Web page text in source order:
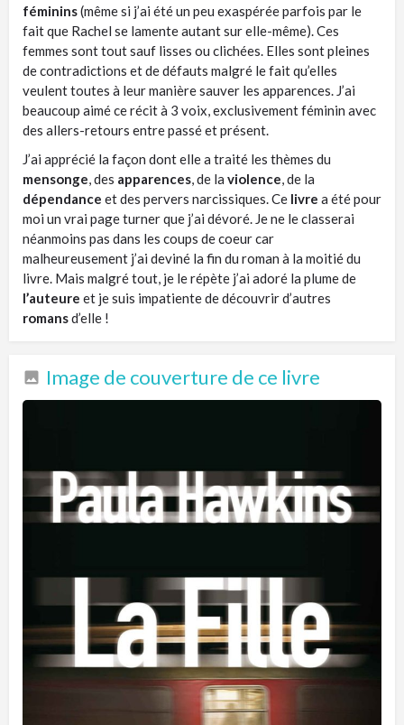
féminins(même si j’ai été un peu exaspérée parfois par le
fait que Rachel se lamente autant sur elle-même). Ces
femmes sont tout sauf lisses ou clichées. Elles sont pleines
de contradictions et de défauts malgré le fait qu’elles
veulent toutes à leur manière sauver les apparences. J’ai
beaucoup aimé ce récit à 3 voix, exclusivement féminin avec
des allers-retours entre passé et présent.
J’ai apprécié la façon dont elle a traité les thèmes du
mensonge , des apparences , de la violence , de la
dépendance et des pervers narcissiques. Ce livre a été pour
moi un vrai page turner que j’ai dévoré. Je ne le classerai
néanmoins pas dans les coups de coeur car
malheureusement j’ai deviné la fin du roman à la moitié du
livre. Mais malgré tout, je le répète j’ai adoré la plume de
l’auteure et je suis impatiente de découvrir d’autres
romansd’elle !
Image de couverture de ce livre